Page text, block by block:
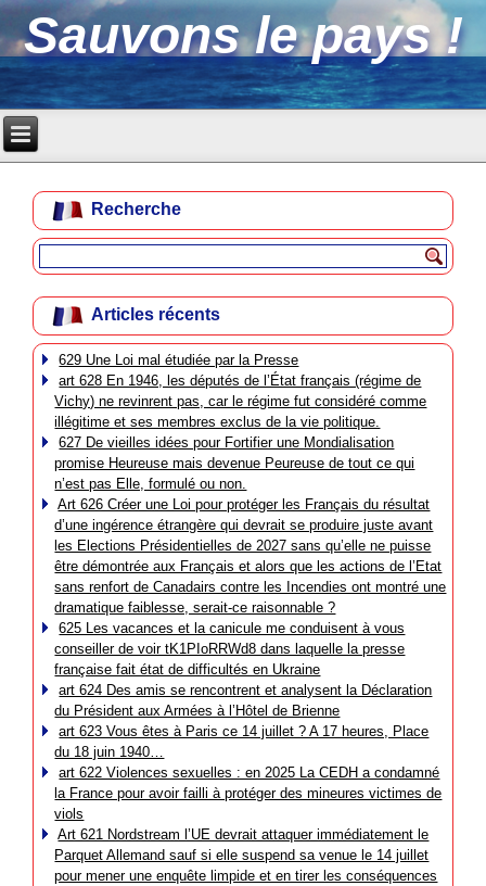
Sauvons le pays !
Recherche
Articles récents
629 Une Loi mal étudiée par la Presse
art 628 En 1946, les députés de l’État français (régime de
Vichy) ne revinrent pas, car le régime fut considéré comme
illégitime et ses membres exclus de la vie politique.
627 De vieilles idées pour Fortifier une Mondialisation
promise Heureuse mais devenue Peureuse de tout ce qui
n’est pas Elle, formulé ou non.
Art 626 Créer une Loi pour protéger les Français du résultat
d’une ingérence étrangère qui devrait se produire juste avant
les Elections Présidentielles de 2027 sans qu’elle ne puisse
être démontrée aux Français et alors que les actions de l’Etat
sans renfort de Canadairs contre les Incendies ont montré une
dramatique faiblesse, serait-ce raisonnable ?
625 Les vacances et la canicule me conduisent à vous
conseiller de voir tK1PIoRRWd8 dans laquelle la presse
française fait état de difficultés en Ukraine
art 624 Des amis se rencontrent et analysent la Déclaration
du Président aux Armées à l’Hôtel de Brienne
art 623 Vous êtes à Paris ce 14 juillet ? A 17 heures, Place
du 18 juin 1940…
art 622 Violences sexuelles : en 2025 La CEDH a condamné
la France pour avoir failli à protéger des mineures victimes de
viols
Art 621 Nordstream l’UE devrait attaquer immédiatement le
Parquet Allemand sauf si elle suspend sa venue le 14 juillet
pour mener une enquête limpide et en tirer les conséquences